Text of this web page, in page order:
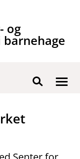
og
Vis
Søk